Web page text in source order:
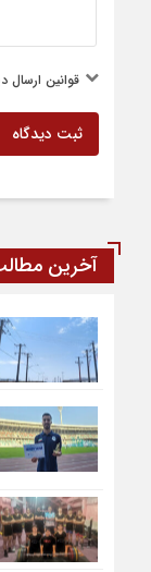
قوانین ارسال
ثبت دیدگاه
آخرین